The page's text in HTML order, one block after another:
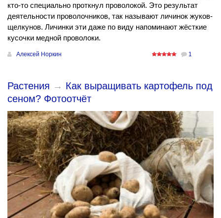
кто-то специально проткнул проволокой. Это результат
деятельности проволочников, так называют личинок жуков-
щелкунов. Личинки эти даже по виду напоминают жёсткие
кусочки медной проволоки.
Алексей Норкин 1
Растения → Как выращивать картофель под
сеном? Фотоотчёт